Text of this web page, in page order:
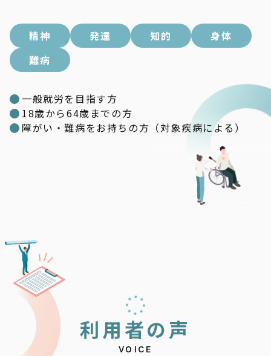
精神 発達 知的
身体
難病
一般就労を目指す方
18歳から64歳までの方
障がい・難病をお持ちの方（対象疾病による）
利用者の声
VOICE